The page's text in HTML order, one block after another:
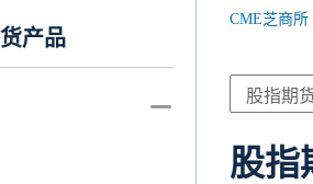
产品
CME芝商所
股指